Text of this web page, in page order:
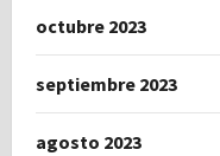
octubre 2023
septiembre 2023
agosto 2023